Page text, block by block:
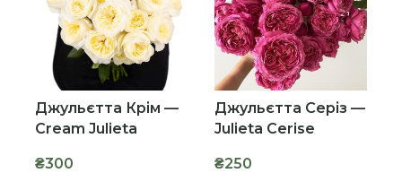
Джульєтта Крім —
Cream Julieta
₴300
Джульєтта Серіз —
Julieta Cerise
₴250